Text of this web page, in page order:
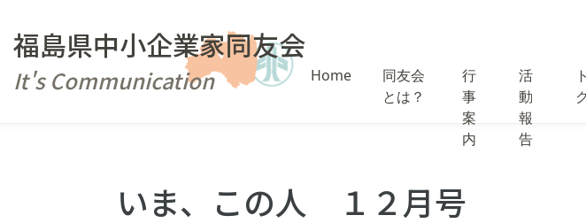
福島県中小企業家同友会
It's Communication Home
同友会
とは？
行
事
案
内
活
動
報
告
いま、この人 １２月号